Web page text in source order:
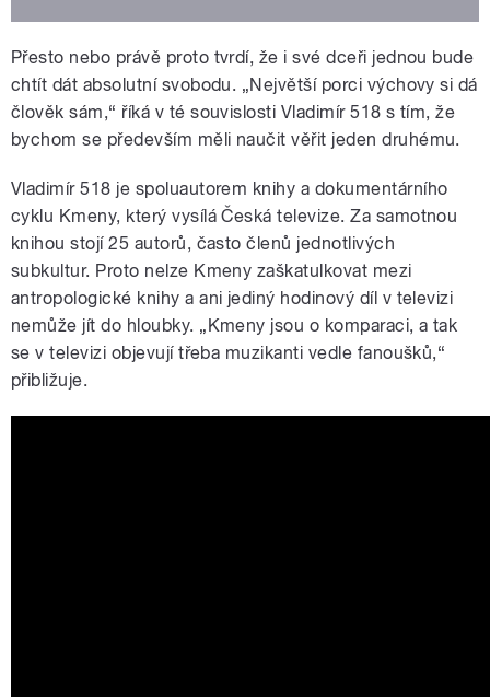
Přesto nebo právě proto tvrdí, že i své dceři jednou bude
chtít dát absolutní svobodu. „Největší porci výchovy si dá
člověk sám,“ říká v té souvislosti Vladimír 518 s tím, že
bychom se především měli naučit věřit jeden druhému.
Vladimír 518 je spoluautorem knihy a dokumentárního
cyklu Kmeny, který vysílá Česká televize. Za samotnou
knihou stojí 25 autorů, často členů jednotlivých
subkultur. Proto nelze Kmeny zaškatulkovat mezi
antropologické knihy a ani jediný hodinový díl v televizi
nemůže jít do hloubky. „Kmeny jsou o komparaci, a tak
se v televizi objevují třeba muzikanti vedle fanoušků,“
přibližuje.